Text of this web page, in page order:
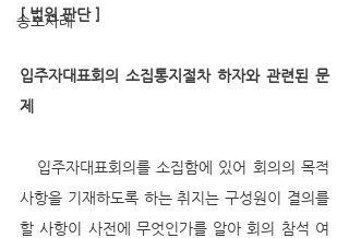
승소사례
[ 법원 판단 ]
입주자대표회의 소집통지절차 하자와 관련된 문
제
사항을 기재하도록 하는 취지는 구성원이 결의를
할 사항이 사전에 무엇인가를 알아 회의 참석 여